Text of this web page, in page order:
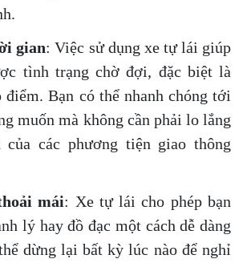
gian: Việc sử dụng xe tự lái giúp
tình trạng chờ đợi, đặc biệt là
Bạn có thể nhanh chóng tới
muốn mà không cần phải lo lắng
các phương tiện giao thông
mái: Xe tự lái cho phép bạn
lý hay đồ đạc một cách dễ dàng
dừng lại bất kỳ lúc nào để nghỉ